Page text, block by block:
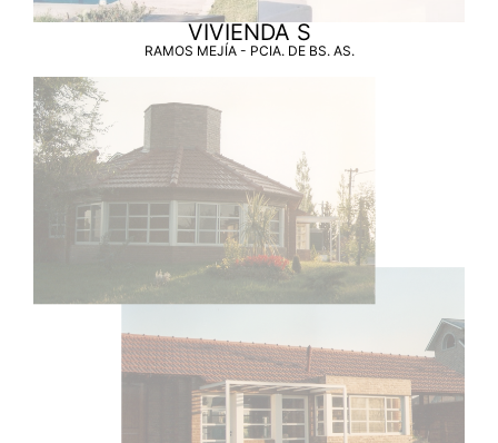
VIVIENDA S
RAMOS MEJÍA - PCIA. DE BS. AS.